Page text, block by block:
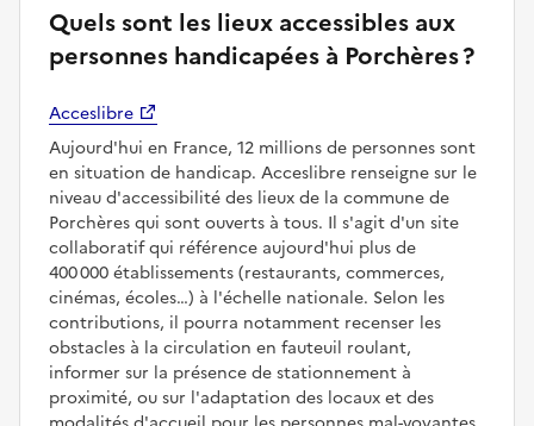
Quels sont les lieux accessibles aux
personnes handicapées à Porchères ?
Acceslibre
Aujourd'hui en France, 12 millions de personnes sont
en situation de handicap. Acceslibre renseigne sur le
niveau d'accessibilité des lieux de la commune de
Porchères qui sont ouverts à tous. Il s'agit d'un site
collaboratif qui référence aujourd'hui plus de
400 000 établissements (restaurants, commerces,
cinémas, écoles…) à l'échelle nationale. Selon les
contributions, il pourra notamment recenser les
obstacles à la circulation en fauteuil roulant,
informer sur la présence de stationnement à
proximité, ou sur l'adaptation des locaux et des